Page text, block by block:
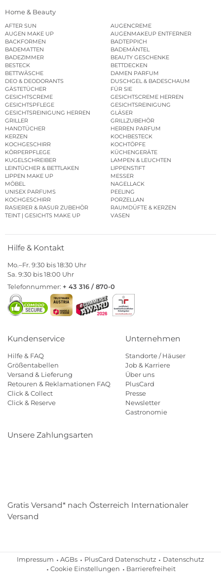
Home & Beauty
AFTER SUN
AUGENCREME
AUGEN MAKE UP
AUGENMAKEUP ENTFERNER
BACKFORMEN
BADTEPPICH
BADEMATTEN
BADEMÄNTEL
BADEZIMMER
BEAUTY GESCHENKE
BESTECK
BETTDECKEN
BETTWÄSCHE
DAMEN PARFUM
DEO & DEODORANTS
DUSCHGEL & BADESCHAUM
GÄSTETÜCHER
FÜR SIE
GESICHTSCREME
GESICHTSCREME HERREN
GESICHTSPFLEGE
GESICHTSREINIGUNG
GESICHTSREINIGUNG HERREN
GLÄSER
GRILLER
GRILLZUBEHÖR
HANDTÜCHER
HERREN PARFUM
KERZEN
KOCHBESTECK
KOCHGESCHIRR
KOCHTÖPFE
KÖRPERPFLEGE
KÜCHENGERÄTE
KUGELSCHREIBER
LAMPEN & LEUCHTEN
LEINTÜCHER & BETTLAKEN
LIPPENSTIFT
LIPPEN MAKE UP
MESSER
MÖBEL
NAGELLACK
UNISEX PARFUMS
PEELING
KOCHGESCHIRR
PORZELLAN
RASIERER & RASUR ZUBEHÖR
RAUMDÜFTE & KERZEN
TEINT | GESICHTS MAKE UP
VASEN
Hilfe & Kontakt
Mo.–Fr. 9:30 bis 18:30 Uhr
Sa. 9:30 bis 18:00 Uhr
Telefonnummer: + 43 316 / 870-0
Kundenservice
Hilfe & FAQ
Größentabellen
Versand & Lieferung
Retouren & Reklamationen FAQ
Click & Collect
Click & Reserve
Unternehmen
Standorte / Häuser
Job & Karriere
Über uns
PlusCard
Presse
Newsletter
Gastronomie
Unsere Zahlungsarten
Gratis Versand* nach Österreich Internationaler
Versand
Impressum AGBs PlusCard Datenschutz
Datenschutz
Cookie Einstellungen
Barrierefreiheit